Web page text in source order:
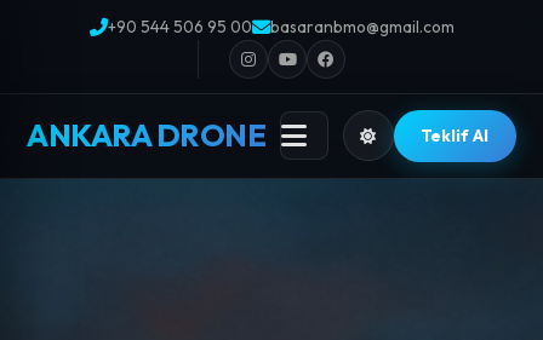
+90 544 506 95 00 basaranbmo@gmail.com
ANKARA DRONE Teklif Al